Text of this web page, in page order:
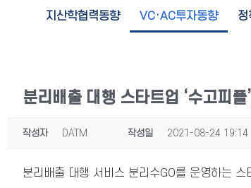
지산학협력동향 VC·AC투자동향 정
분리배출 대행 스타트업 ‘수고피
작성자 DATM 작성일 2021-08-24 19:14
분리배출 대행 서비스 분리수GO를 운영하는